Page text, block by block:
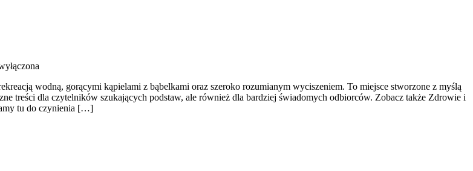
wodną, gorącymi kąpielami z bąbelkami oraz szeroko rozumianym wyciszeniem. To miejsce stworzone z myślą
treści dla czytelników szukających podstaw, ale również dla bardziej świadomych odbiorców. Zobacz także Zdrowie i
tu do czynienia […]